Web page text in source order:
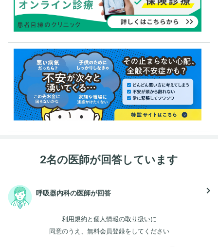
2名の医師が回答しています
呼吸器内科の医師が回答 navigate_next
利用規約 と 個人情報の取り扱いに
同意のうえ、無料会員登録をしてください